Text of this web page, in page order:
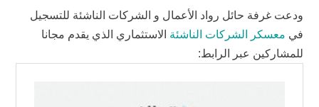
ودعت غرفة حائل رواد الأعمال و الشركات الناشئة للتسجيل
في معسكر الشركات الناشئة الاستثماري الذي يقدم مجانا
للمشاركين عبر الرابط: